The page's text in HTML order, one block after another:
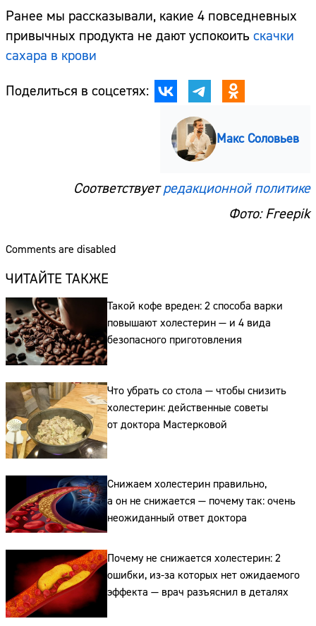
Ранее мы рассказывали, какие 4 повседневных
привычных продукта не дают успокоить скачки
сахара в крови
Поделиться в соцсетях:
Макс Соловьев
Соответствуетредакционной политике
Фото: Freepik
Comments are disabled
ЧИТАЙТЕ ТАКЖЕ
Такой кофе вреден: 2 способа варки
повышают холестерин — и 4 вида
безопасного приготовления
Что убрать со стола — чтобы снизить
холестерин: действенные советы
от доктора Мастерковой
Снижаем холестерин правильно,
а он не снижается — почему так: очень
неожиданный ответ доктора
Почему не снижается холестерин: 2
ошибки, из-за которых нет ожидаемого
эффекта — врач разъяснил в деталях